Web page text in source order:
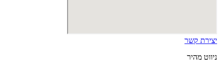
יצירת קשר
ניווט מהיר